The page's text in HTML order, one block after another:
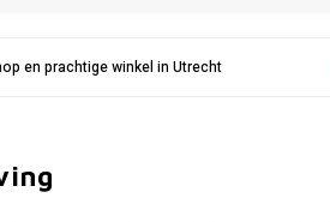
en prachtige winkel in Utrecht